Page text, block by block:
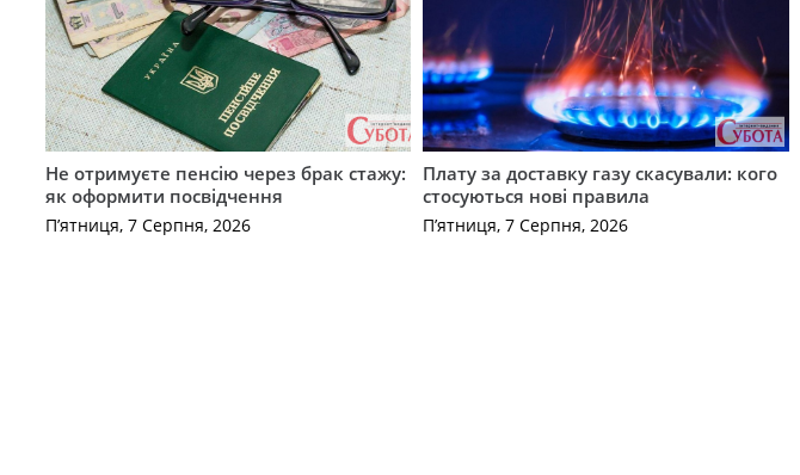
Не отримуєте пенсію через брак стажу:
як оформити посвідчення
П’ятниця, 7 Серпня, 2026
Плату за доставку газу скасували: кого
стосуються нові правила
П’ятниця, 7 Серпня, 2026